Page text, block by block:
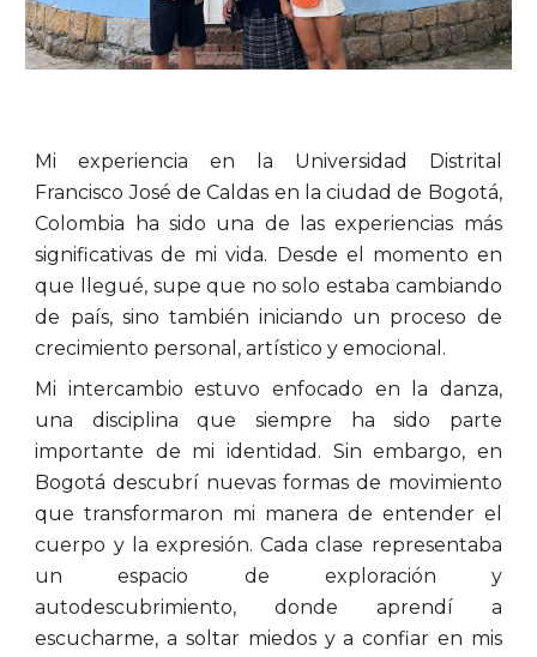
Mi experiencia en la Universidad Distrital
Francisco José de Caldas en la ciudad de Bogotá,
Colombia ha sido una de las experiencias más
significativas de mi vida. Desde el momento en
que llegué, supe que no solo estaba cambiando
de país, sino también iniciando un proceso de
crecimiento personal, artístico y emocional.
Mi intercambio estuvo enfocado en la danza,
una disciplina que siempre ha sido parte
importante de mi identidad. Sin embargo, en
Bogotá descubrí nuevas formas de movimiento
que transformaron mi manera de entender el
cuerpo y la expresión. Cada clase representaba
un espacio de exploración y
autodescubrimiento, donde aprendí a
escucharme, a soltar miedos y a confiar en mis